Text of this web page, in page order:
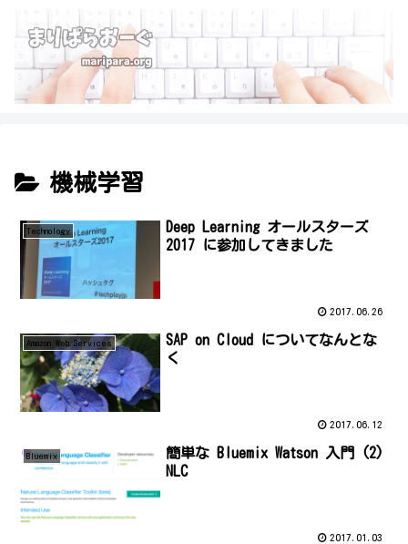
機械学習
Technology
Deep Learning オールスターズ
2017 に参加してきました
2017.06.26
Amazon Web Services
SAP on Cloud についてなんとな
く
2017.06.12
Bluemix
簡単な Bluemix Watson 入門 (2)
NLC
2017.01.03